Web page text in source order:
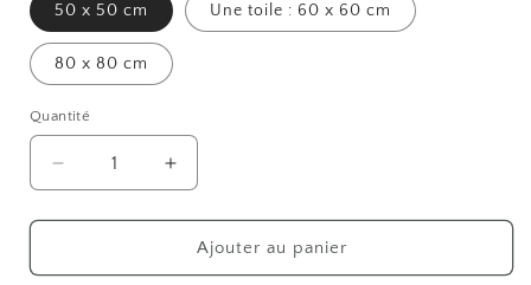
50 x 50 cm Une toile : 60 x 60 cm
80 x 80 cm
Quantité
Réduire
la
quantité
Geishas,
Augmenter
la
quantité
Geishas,
Ajouter au panier